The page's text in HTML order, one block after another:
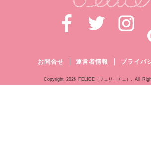
お問合せ 運営者情報 プライバ
Copyright 2026 FELICE（フェリーチェ）. All